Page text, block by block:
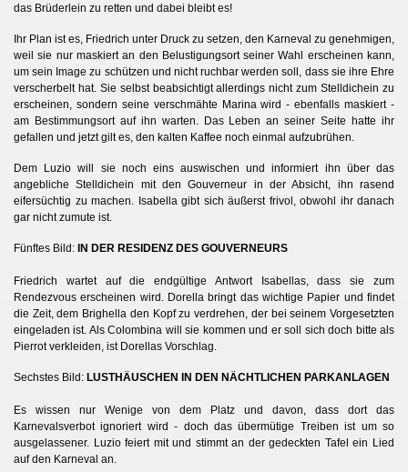
das Brüderlein zu retten und dabei bleibt es!
Ihr Plan ist es, Friedrich unter Druck zu setzen, den Karneval zu genehmigen,
weil sie nur maskiert an den Belustigungsort seiner Wahl erscheinen kann,
um sein Image zu schützen und nicht ruchbar werden soll, dass sie ihre Ehre
verscherbelt hat. Sie selbst beabsichtigt allerdings nicht zum Stelldichein zu
erscheinen, sondern seine verschmähte Marina wird - ebenfalls maskiert -
am Bestimmungsort auf ihn warten. Das Leben an seiner Seite hatte ihr
gefallen und jetzt gilt es, den kalten Kaffee noch einmal aufzubrühen.
Dem Luzio will sie noch eins auswischen und informiert ihn über das
angebliche Stelldichein mit den Gouverneur in der Absicht, ihn rasend
eifersüchtig zu machen. Isabella gibt sich äußerst frivol, obwohl ihr danach
gar nicht zumute ist.
Fünftes Bild: IN DER RESIDENZ DES GOUVERNEURS
Friedrich wartet auf die endgültige Antwort Isabellas, dass sie zum
Rendezvous erscheinen wird. Dorella bringt das wichtige Papier und findet
die Zeit, dem Brighella den Kopf zu verdrehen, der bei seinem Vorgesetzten
eingeladen ist. Als Colombina will sie kommen und er soll sich doch bitte als
Pierrot verkleiden, ist Dorellas Vorschlag.
Sechstes Bild: LUSTHÄUSCHEN IN DEN NÄCHTLICHEN PARKANLAGEN
Es wissen nur Wenige von dem Platz und davon, dass dort das
Karnevalsverbot ignoriert wird - doch das übermütige Treiben ist um so
ausgelassener. Luzio feiert mit und stimmt an der gedeckten Tafel ein Lied
auf den Karneval an.